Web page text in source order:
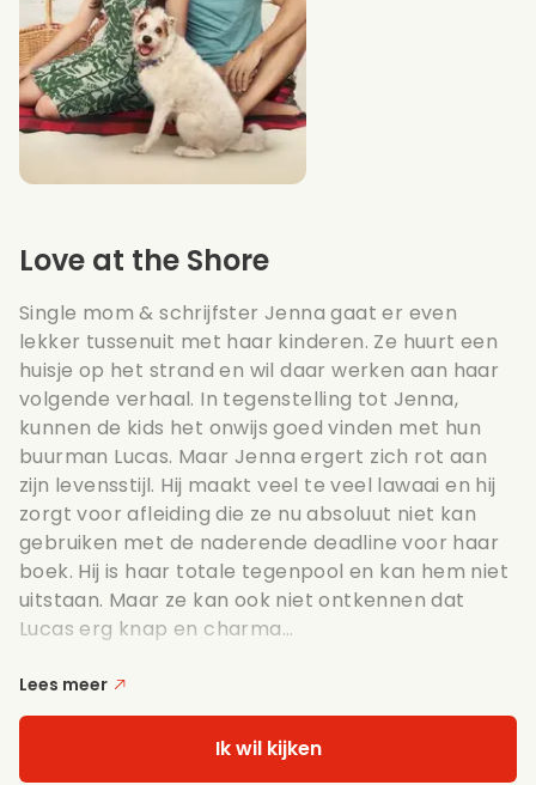
Love at the Shore
Single mom & schrijfster Jenna gaat er even
lekker tussenuit met haar kinderen. Ze huurt een
huisje op het strand en wil daar werken aan haar
volgende verhaal. In tegenstelling tot Jenna,
kunnen de kids het onwijs goed vinden met hun
buurman Lucas. Maar Jenna ergert zich rot aan
zijn levensstijl. Hij maakt veel te veel lawaai en hij
zorgt voor afleiding die ze nu absoluut niet kan
gebruiken met de naderende deadline voor haar
boek. Hij is haar totale tegenpool en kan hem niet
uitstaan. Maar ze kan ook niet ontkennen dat
Lucas erg knap en charma...
Lees meer
Ik wil kijken